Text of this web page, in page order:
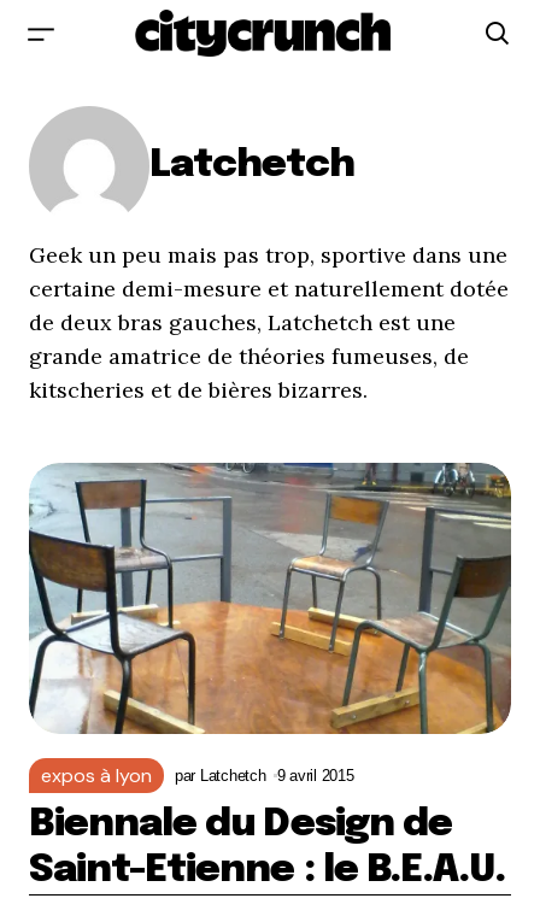
Latchetch
Geek un peu mais pas trop, sportive dans une
certaine demi-mesure et naturellement dotée
de deux bras gauches, Latchetch est une
grande amatrice de théories fumeuses, de
kitscheries et de bières bizarres.
expos à lyon par Latchetch 9 avril 2015
Biennale du Design de
Saint-Etienne : le B.E.A.U.